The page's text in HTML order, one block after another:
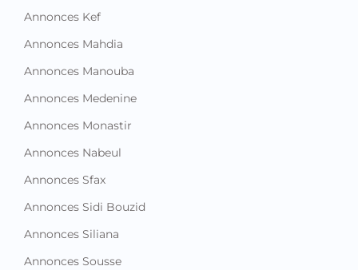
Annonces Kef
Annonces Mahdia
Annonces Manouba
Annonces Medenine
Annonces Monastir
Annonces Nabeul
Annonces Sfax
Annonces Sidi Bouzid
Annonces Siliana
Annonces Sousse